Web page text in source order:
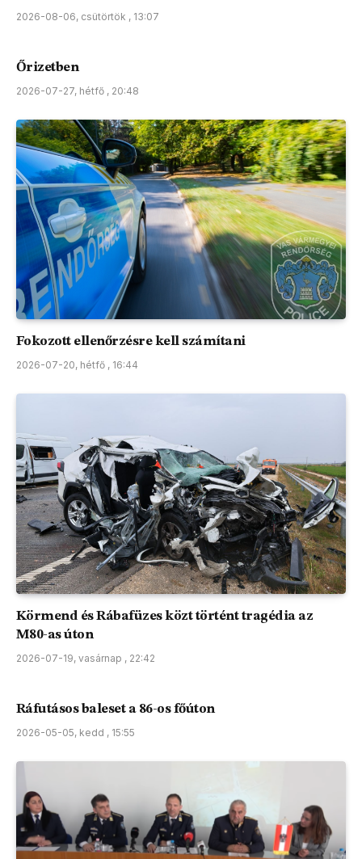
2026-08-06, csütörtök , 13:07
Őrizetben
2026-07-27, hétfő , 20:48
Fokozott ellenőrzésre kell számítani
2026-07-20, hétfő , 16:44
Körmend és Rábafüzes közt történt tragédia az
M80-as úton
2026-07-19, vasárnap , 22:42
Ráfutásos baleset a 86-os főúton
2026-05-05, kedd , 15:55